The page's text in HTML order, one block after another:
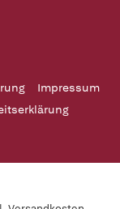
Impressum